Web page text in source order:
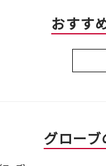
おすす
グロー